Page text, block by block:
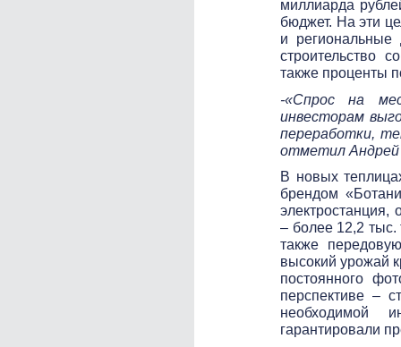
миллиарда
бюджет. На эти
и региональные
строительство
также проценты
-«Спрос на
инвесторам
переработки,
отметил Андрей
В новых
брендом
– более 12,2
также
высокий урожай
постоянного
перспективе –
необходимой
гарантировали